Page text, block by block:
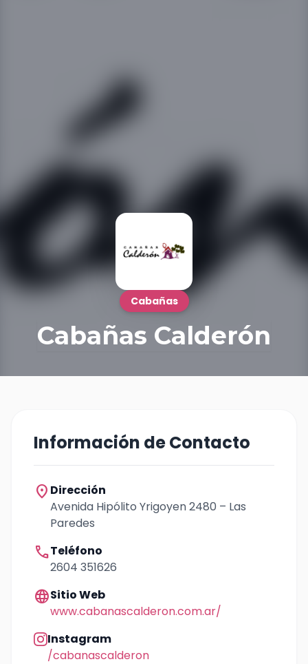
Cabañas
Cabañas Calderón
Información de Contacto
location_on Dirección
Avenida Hipólito Yrigoyen 2480 – Las
Paredes
callTeléfono
2604 351626
languageSitio Web
www.cabanascalderon.com.ar/
Instagram
/cabanascalderon